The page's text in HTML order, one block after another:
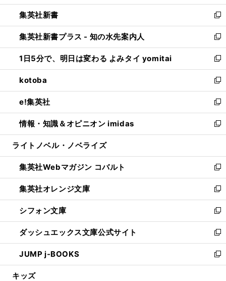
開
く
ウ
で
開
く
ウ
ィ
ン
ド
ウ
で
開
く
し
い
ウ
ィ
ン
ド
ウ
で
開
く
集英社新書
新
し
い
ウ
ィ
ン
ド
ウ
で
開
く
集英社新書プラス - 知の水先案内人
新
し
い
ウ
ィ
ン
ド
ウ
で
開
1日5分で、明日は変わる よみタイ yomitai
新
し
い
ウ
ィ
ン
ド
ウ
開
く
kotoba
新
し
い
ウ
ィ
ン
ウ
で
開
く
e!集英社
新
し
い
ウ
ン
ド
ウ
で
開
く
情報・知識＆オピニオン imidas
新
し
ウ
ィ
ン
ド
ウ
で
開
く
ライトノベル・ノベライズ
集英社Webマガジン コバルト
新
し
い
ウ
ィ
ン
ド
ウ
で
開
集英社オレンジ文庫
新
し
い
ウ
ィ
ン
ド
ウ
シフォン文庫
新
し
い
ウ
ィ
ン
ダッシュエックス文庫公式サイト
新
し
い
ウ
JUMP j-BOOKS
新
し
キッズ